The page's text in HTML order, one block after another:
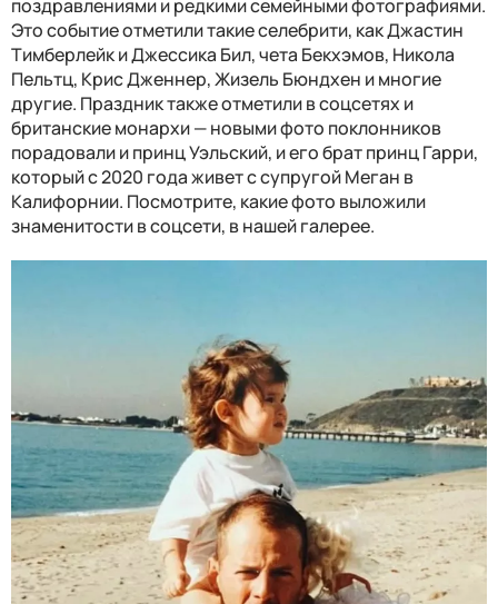
поздравлениями и редкими семейными фотографиями.
Это событие отметили такие селебрити, как Джастин
Тимберлейк и Джессика Бил, чета Бекхэмов, Никола
Пельтц, Крис Дженнер, Жизель Бюндхен и многие
другие. Праздник также отметили в соцсетях и
британские монархи — новыми фото поклонников
порадовали и принц Уэльский, и его брат принц Гарри,
который с 2020 года живет с супругой Меган в
Калифорнии. Посмотрите, какие фото выложили
знаменитости в соцсети, в нашей галерее.